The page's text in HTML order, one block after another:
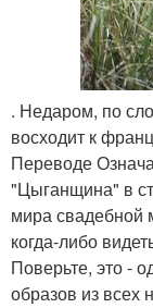
. Недаром, по
восходит к
Переводе
"Цыганщина" в
мира свадебной
когда-либо
Поверьте, это -
образов из